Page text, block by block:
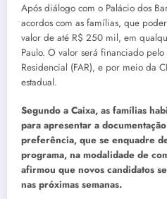
Após diálogo com o Palácio dos
acordos com as famílias, que
valor de até R$ 250 mil, em
Paulo. O valor será financiado
Residencial (FAR), e por meio da
estadual.
Segundo a Caixa, as famílias
para apresentar a
preferência, que se enquadre
programa, na modalidade de
afirmou que novos candidatos
nas próximas semanas.